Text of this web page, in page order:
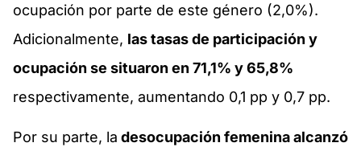
ocupación por parte de este género (2,0%).
Adicionalmente, las tasas de participación y
ocupación se situaron en 71,1% y 65,8%
respectivamente, aumentando 0,1 pp y 0,7 pp.
Por su parte, la desocupación femenina alcanzó